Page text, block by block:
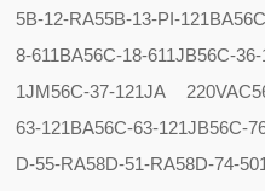
5B-12-RA55B-13-PI-121BA
8-611BA56C-18-611JB56C-
1JM56C-37-121JA 220VAC
63-121BA56C-63-121JB56C-
D-55-RA58D-51-RA58D-74-